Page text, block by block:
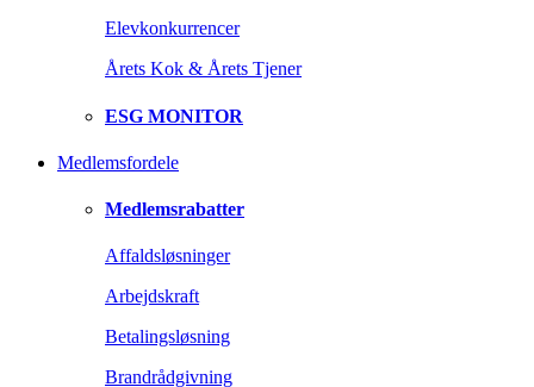
Elevkonkurrencer
Årets Kok & Årets Tjener
ESG MONITOR
Medlemsfordele
Medlemsrabatter
Affaldsløsninger
Arbejdskraft
Betalingsløsning
Brandrådgivning